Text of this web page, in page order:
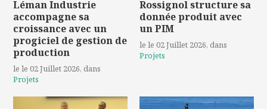
Léman Industrie
accompagne sa
croissance avec un
progiciel de gestion de
production
le le 02 Juillet 2026, dans
Projets
Rossignol structure sa
donnée produit avec
un PIM
le le 02 Juillet 2026, dans
Projets